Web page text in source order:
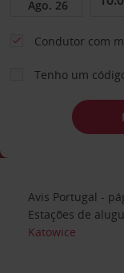
Condutor com
Tenho um
Avis Portugal -
Estações de
Katowice